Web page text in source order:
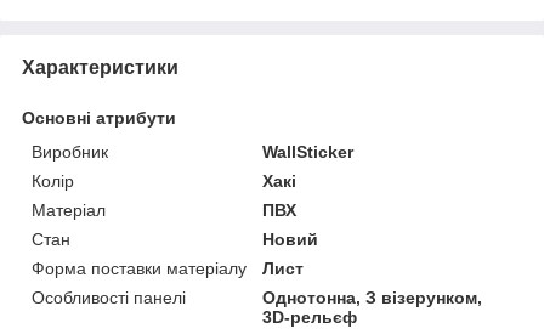
Характеристики
Основні атрибути
Виробник
WallSticker
Колір
Хакі
Матеріал
ПВХ
Стан
Новий
Форма поставки матеріалу
Лист
Особливості панелі
Однотонна, З візерунком,
3D-рельєф